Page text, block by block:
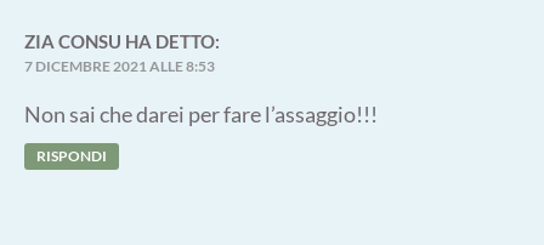
ZIA CONSU HA DETTO:
7 DICEMBRE 2021 ALLE 8:53
Non sai che darei per fare l’assaggio!!!
RISPONDI